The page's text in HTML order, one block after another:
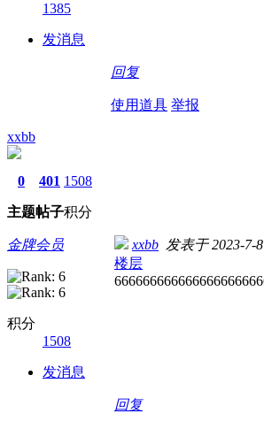
1385
发消息
回复
使用道具 举报
xxbb
0
主题
401
帖子
1508
积分
金牌会员
积分
1508
发消息
xxbb 发表于 2023-7-
楼层
回复